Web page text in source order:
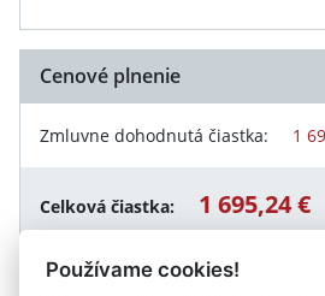
Cenové plnenie
Zmluvne dohodnutá čiastka: 1
Celková čiastka: 1 695,24 €
Používame cookies!